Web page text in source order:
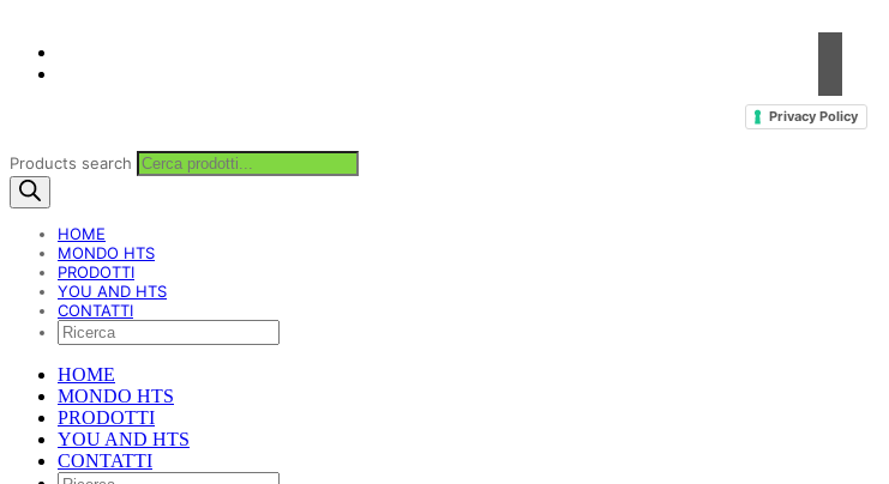
Privacy Policy
Products search
HOME
MONDO HTS
PRODOTTI
YOU AND HTS
CONTATTI
HOME
MONDO HTS
PRODOTTI
YOU AND HTS
CONTATTI